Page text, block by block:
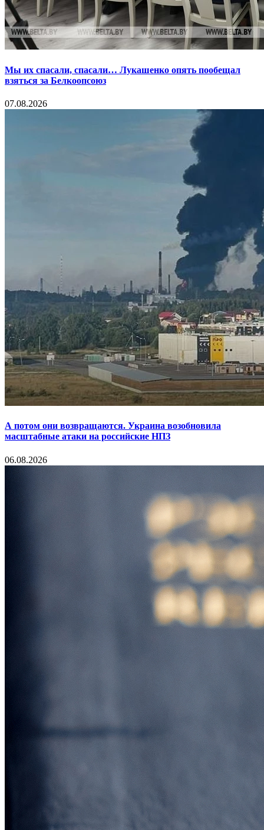
Мы их спасали, спасали… Лукашенко опять пообещал
взяться за Белкоопсоюз
07.08.2026
А потом они возвращаются. Украина возобновила
масштабные атаки на российские НПЗ
06.08.2026